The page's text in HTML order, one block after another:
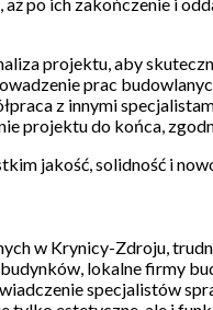
po ich zakończenie i
projektu, aby
prac
z innymi
projektu do końca,
jakość, solidność i
w Krynicy-Zdroju,
lokalne firmy
specjalistów